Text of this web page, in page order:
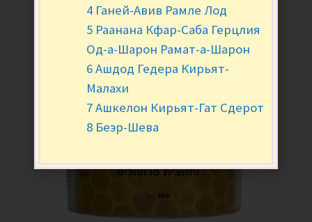
4 Ганей-Авив Рамле Лод
5 Раанана Кфар-Саба Герцлия
Од-а-Шарон Рамат-а-Шарон
6 Ашдод Гедера Кирьят-
Малахи
7 Ашкелон Кирьят-Гат Сдерот
8 Беэр-Шева